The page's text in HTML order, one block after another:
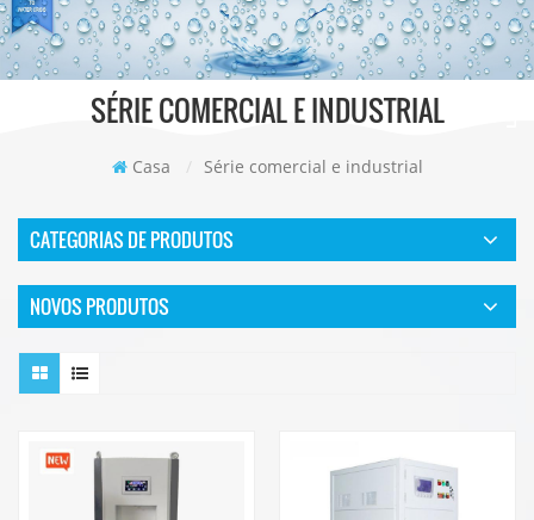
SÉRIE COMERCIAL E INDUSTRIAL
Casa / Série comercial e industrial
CATEGORIAS DE PRODUTOS
NOVOS PRODUTOS